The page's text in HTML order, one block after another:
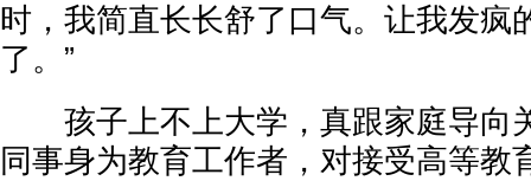
时，我简直长长舒了口气。让我发疯
了。”
孩子上不上大学，真跟家庭导向
同事身为教育工作者，对接受高等教